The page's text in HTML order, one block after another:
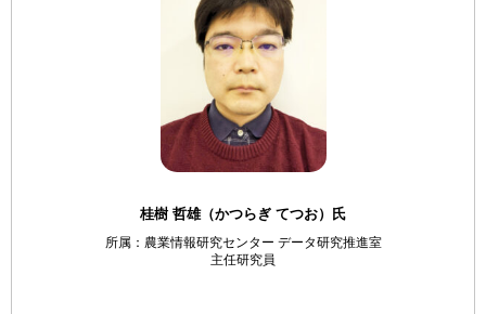
桂樹 哲雄（かつらぎ てつお）氏
所属：農業情報研究センター データ研究推進室
主任研究員